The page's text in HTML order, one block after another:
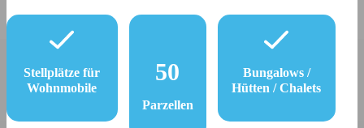
Stellplätze für
Wohnmobile
50
Parzellen
Bungalows /
Hütten / Chalets